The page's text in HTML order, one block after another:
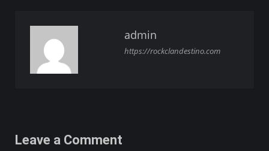
admin
https://rockclandestino.com
Leave a Comment